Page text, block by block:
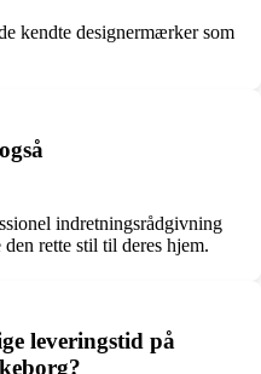
kendte designermærker som
indretningsrådgivning
rette stil til deres hjem.
leveringstid på